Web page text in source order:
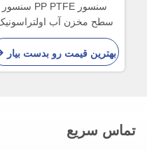
سنسور PP PTFE سنسور
سطح مخزن آب اولتراسونیک
10 درجه با فرکانس 100
کیلوهرتز
بهترین قیمت رو بدست بیار
تماس سریع